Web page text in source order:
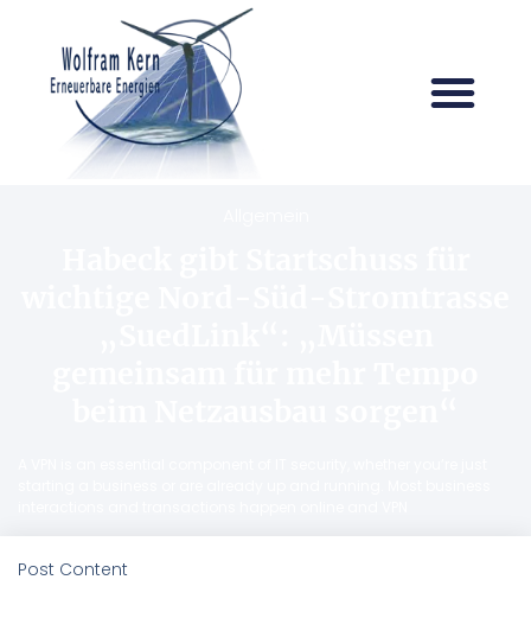
Post Content